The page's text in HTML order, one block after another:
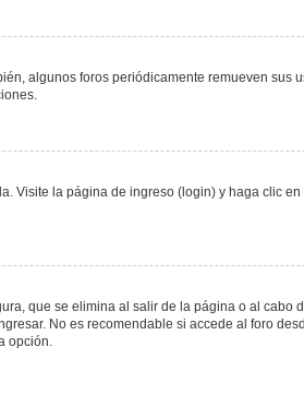
algunos foros periódicamente remueven
Visite la página de ingreso (login) y haga clic en
que se elimina al salir de la página o al cabo
No es recomendable si accede al foro
opción.